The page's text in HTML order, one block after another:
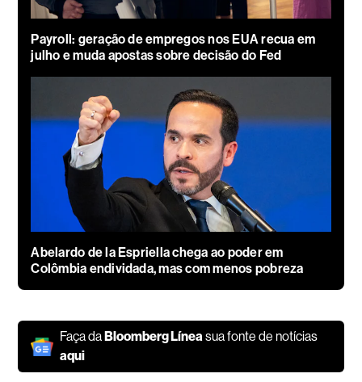
Payroll: geração de empregos nos EUA recua em
julho e muda apostas sobre decisão do Fed
Abelardo de la Espriella chega ao poder em
Colômbia endividada, mas com menos pobreza
Faça da Bloomberg Líneasua fonte de notícias
aqui